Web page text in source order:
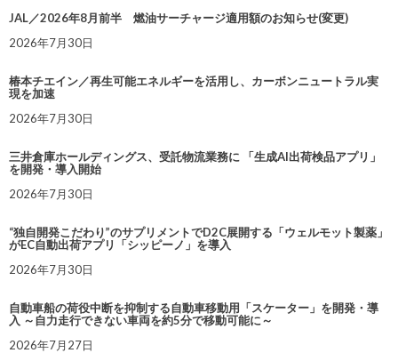
JAL／2026年8月前半 燃油サーチャージ適用額のお知らせ(変更)
2026年7月30日
椿本チエイン／再生可能エネルギーを活用し、カーボンニュートラル実
現を加速
2026年7月30日
三井倉庫ホールディングス、受託物流業務に 「生成AI出荷検品アプリ」
を開発・導入開始
2026年7月30日
“独自開発こだわり”のサプリメントでD2C展開する「ウェルモット製薬」
がEC自動出荷アプリ「シッピーノ」を導入
2026年7月30日
自動車船の荷役中断を抑制する自動車移動用「スケーター」を開発・導
入 ～自力走行できない車両を約5分で移動可能に～
2026年7月27日